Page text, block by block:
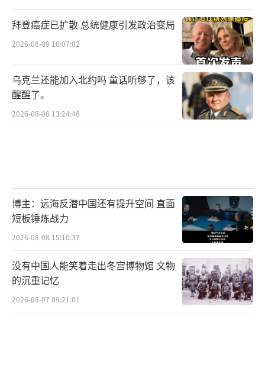
拜登癌症已扩散 总统健康引发政治变局
2026-08-09 10:07:02
乌克兰还能加入北约吗 童话听够了，该
醒醒了。
2026-08-08 13:24:48
博主：远海反潜中国还有提升空间 直面
短板锤炼战力
2026-08-08 15:10:37
没有中国人能笑着走出冬宫博物馆 文物
的沉重记忆
2026-08-07 09:21:01